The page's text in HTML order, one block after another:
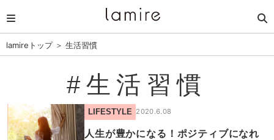
lamireトップ＞ 生活習慣
#生活習慣
LIFESTYLE 2020.6.08
人生が豊かになる！ポジティブになれ